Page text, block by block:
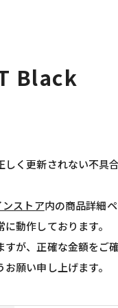
Black
く更新されない不具
ストア内の商品詳細
動作しております。
が、正確な金額をご
願い申し上げます。